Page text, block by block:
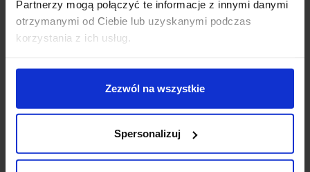
Partnerzy mogą połączyć te informacje z innymi danymi
otrzymanymi od Ciebie lub uzyskanymi podczas
korzystania z ich usług.
Zezwól na wszystkie
Spersonalizuj
Materiał: gips
Kolor: oprawa do malowania
Producent: Redlux
Dodatkowe informacje:
Oprawy nie zawierają źródeł światła
Mozliwość stosowania żarowek halogenów lub
żarówek LED MR16
Montaż jedynie w sufitach g/k
Żarówki MR16 12V wymagają stosowania zasilaczy